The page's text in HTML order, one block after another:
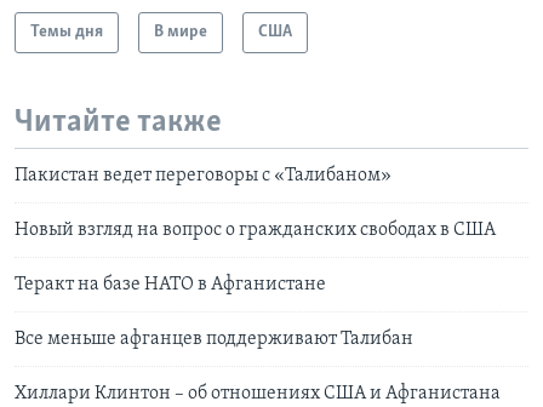
Темы дня В мире США
Читайте также
Пакистан ведет переговоры с «Талибаном»
Новый взгляд на вопрос о гражданских свободах в США
Теракт на базе НАТО в Афганистане
Все меньше афганцев поддерживают Талибан
Хиллари Клинтон – об отношениях США и Афганистана